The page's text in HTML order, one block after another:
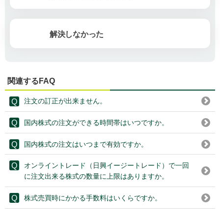
解決しなかった
関連するFAQ
注文の訂正が出来ません。
国内株式の注文ができる時間帯はいつですか。
国内株式の注文はいつまで有効ですか。
オンライントレード（日興イージートレード）で一回
に注文出来る株式の数量に上限はありますか。
株式売買時にかかる手数料はいくらですか。